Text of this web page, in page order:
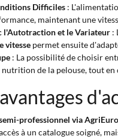
Difficiles :
maintenant une
l'Autotraction et le Variateur :
vitesse permet ensuite
: La possibilité de choisir
de la pelouse, tout en
professionnel via AgriEuro
à un catalogue soigné,